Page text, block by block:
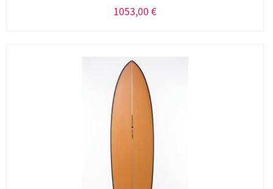
1053,00 €